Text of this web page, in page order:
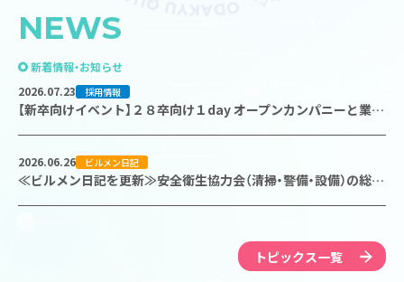
地域冷暖房運転管理
ショップ運営・各種サービス
NEWS
新着情報・お知らせ
2026.07.23
採用情報
【新卒向けイベント】２８卒向け１day オープンカンパニーと業界研究セミナーを開催いたします！
2026.06.26 ビルメン日記
≪ビルメン日記を更新≫安全衛生協力会（清掃・警備・設備）の総会を開催しました！
トピックス一覧